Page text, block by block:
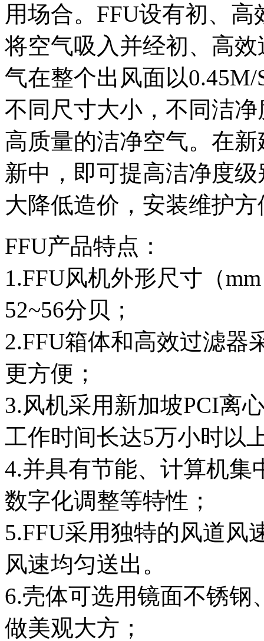
用场合。FFU设有初、
将空气吸入并经初、高
气在整个出风面以
不同尺寸大小，不同洁
高质量的洁净空气。在
新中，即可提高洁净度
大降低造价，安装维护
FFU产品特点：
1.FFU风机外形尺寸（
52~56分贝；
2.FFU箱体和高效过滤器
更方便；
3.风机采用新加坡PCI离
工作时间长达5万小时以
4.并具有节能、计算机集
数字化调整等特性；
5.FFU采用独特的风道风
风速均匀送出。
6.壳体可选用镜面不锈
做美观大方；